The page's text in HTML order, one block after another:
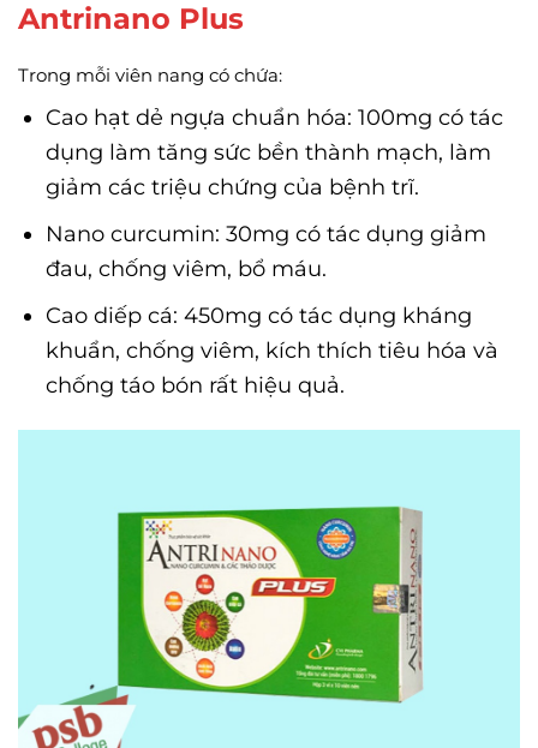
Antrinano Plus
Trong mỗi viên nang có chứa:
Cao hạt dẻ ngựa chuẩn hóa: 100mg có tác
dụng làm tăng sức bền thành mạch, làm
giảm các triệu chứng của bệnh trĩ.
Nano curcumin: 30mg có tác dụng giảm
đau, chống viêm, bổ máu.
Cao diếp cá: 450mg có tác dụng kháng
khuẩn, chống viêm, kích thích tiêu hóa và
chống táo bón rất hiệu quả.